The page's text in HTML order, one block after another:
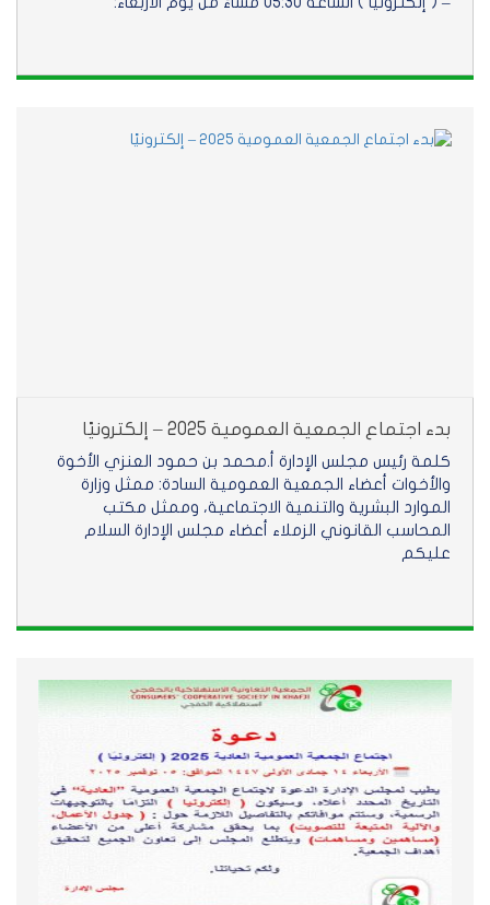
بدء اجتماع الجمعية العمومية 2025 – إلكترونيًا
كلمة رئيس مجلس الإدارة أ.محمد بن حمود العنزي الأخوة
والأخوات أعضاء الجمعية العمومية السادة: ممثل وزارة
الموارد البشرية والتنمية الاجتماعية، وممثل مكتب
المحاسب القانوني الزملاء أعضاء مجلس الإدارة السلام
عليكم